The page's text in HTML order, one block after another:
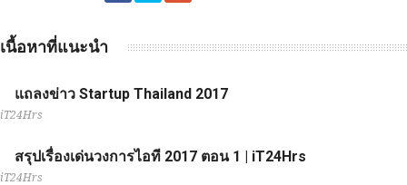
เนื้อหาที่แนะนำ
แถลงข่าว Startup Thailand 2017
iT24Hrs
สรุปเรื่องเด่นวงการไอที 2017 ตอน 1 | iT24Hrs
iT24Hrs